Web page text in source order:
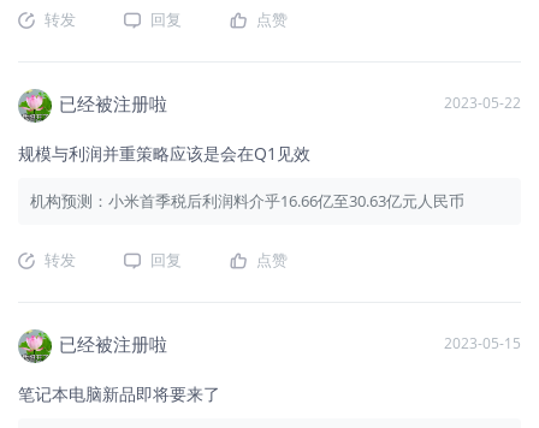
转发 回复 点赞
已经被注册啦 2023-05-22
规模与利润并重策略应该是会在Q1见效
机构预测：小米首季税后利润料介乎16.66亿至30.63亿元人民币
转发 回复 点赞
已经被注册啦 2023-05-15
笔记本电脑新品即将要来了